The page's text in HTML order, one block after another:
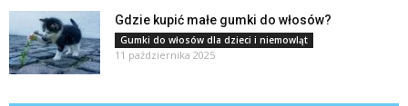
Gdzie kupić małe gumki do włosów?
Gumki do włosów dla dzieci i niemowląt
11 października 2025